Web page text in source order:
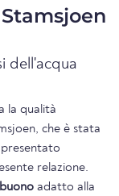
dell'acqua
la qualità
che è stata
relazione.
adatto alla